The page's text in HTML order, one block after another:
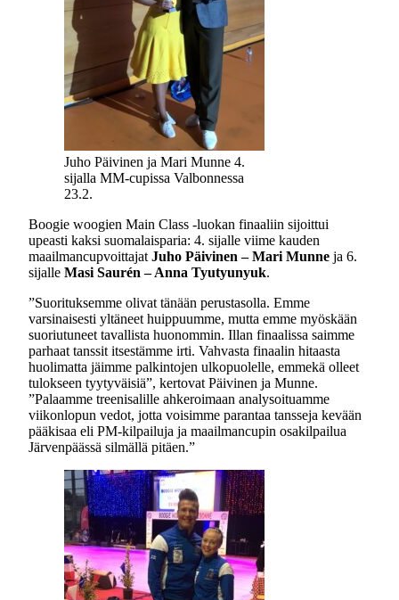
Juho Päivinen ja Mari Munne 4.
sijalla MM-cupissa Valbonnessa
23.2.
Boogie woogien Main Class -luokan finaaliin sijoittui
upeasti kaksi suomalaisparia: 4. sijalle viime kauden
maailmancupvoittajat Juho Päivinen – Mari Munne ja 6.
sijalle Masi Saurén – Anna Tyutyunyuk.
”Suorituksemme olivat tänään perustasolla. Emme
varsinaisesti yltäneet huippuumme, mutta emme myöskään
suoriutuneet tavallista huonommin. Illan finaalissa saimme
parhaat tanssit itsestämme irti. Vahvasta finaalin hitaasta
huolimatta jäimme palkintojen ulkopuolelle, emmekä olleet
tulokseen tyytyväisiä”, kertovat Päivinen ja Munne.
”Palaamme treenisalille ahkeroimaan analysoituamme
viikonlopun vedot, jotta voisimme parantaa tansseja kevään
pääkisaa eli PM-kilpailuja ja maailmancupin osakilpailua
Järvenpäässä silmällä pitäen.”